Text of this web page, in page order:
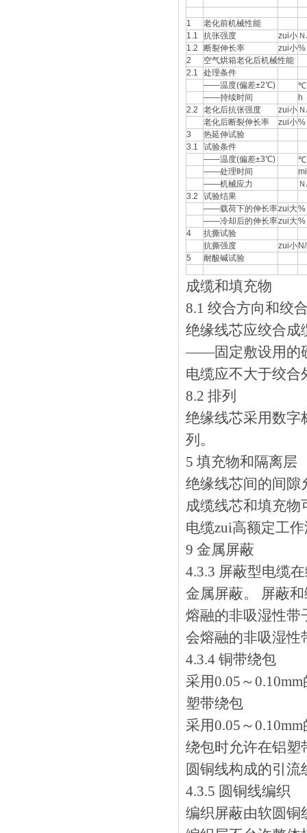
1
老化前机械性能
1.1
抗张强度 zui小
1.2
断裂伸长率 zui小%
2
空气烘箱老化后机械性能
2.1
处理条件
——温度(偏差±2℃)
℃
——持续时间
h
2.2
老化后抗张强度 zui小
老化后断裂伸长率
zui小%
3
热延伸试验
3.1
试验条件
——温度(偏差±3℃)
℃
——处理时间
——机械应力
3.2
试验结果
——载荷下的伸长率zui大%
——冷却后的伸长率zui大%
4
抗撕试验
抗撕强度
zui小
5
耐酸碱试验
成缆和填充物
8.1 绞合方向和绞
绝缘线芯应绞合成缆
——固定敷设用的硬
电缆应不大于绞合
8.2 排列
绝缘线芯采用数字
列。
5 填充物和隔离层
绝缘线芯间的间隙允
成缆线芯和填充物
电缆zui高额定工作
9 金属屏蔽
4.3.3 屏蔽型电缆
金属屏蔽。 屏
熔融的非吸湿性带
会熔融的非吸湿性带
4.3.4 铜带绕包
采用0.05～0.10mm
塑带绕包
采用0.05～0.10mm
绕包时允许在铝塑
圆铜线构成的引流
4.3.5 圆铜线编织
编织屏蔽由软圆铜